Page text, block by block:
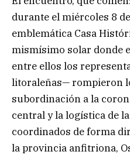
durante el miércoles 8
emblemática Casa
mismísimo solar donde
entre ellos los
litoraleñas— rompieron
subordinación a la
central y la logística de
coordinados de forma
la provincia anfitriona,